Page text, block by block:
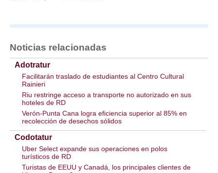
Noticias relacionadas
Adotratur
Facilitarán traslado de estudiantes al Centro Cultural
Rainieri
Riu restringe acceso a transporte no autorizado en sus
hoteles de RD
Verón-Punta Cana logra eficiencia superior al 85% en
recolección de desechos sólidos
Codotatur
Uber Select expande sus operaciones en polos
turísticos de RD
Turistas de EEUU y Canadá, los principales clientes de